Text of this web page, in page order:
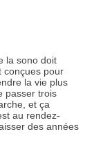
la sono doit
conçues pour
la vie plus
passer trois
et ça
au rendez-
des années